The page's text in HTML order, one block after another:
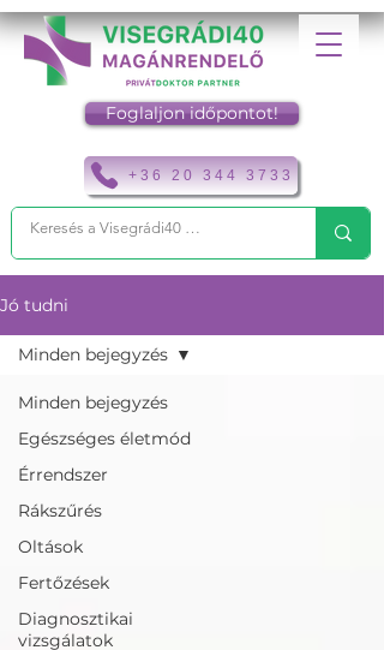
+36 20 344 3733
Foglaljon időpontot!
Jó tudni
Minden bejegyzés
Egészséges életmód
Érrendszer
Rákszűrés
Oltások
Fertőzések
Diagnosztikai
vizsgálatok
Minden bejegyzés